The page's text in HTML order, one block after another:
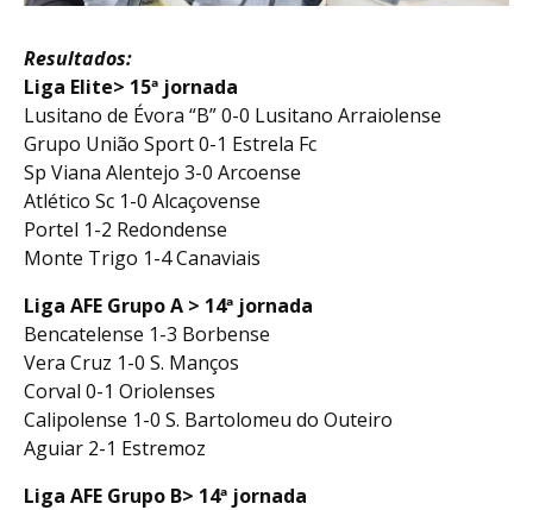
Resultados:
Liga Elite> 15ª jornada
Lusitano de Évora “B” 0-0 Lusitano Arraiolense
Grupo União Sport 0-1 Estrela Fc
Sp Viana Alentejo 3-0 Arcoense
Atlético Sc 1-0 Alcaçovense
Portel 1-2 Redondense
Monte Trigo 1-4 Canaviais
Liga AFE Grupo A > 14ª jornada
Bencatelense 1-3 Borbense
Vera Cruz 1-0 S. Manços
Corval 0-1 Oriolenses
Calipolense 1-0 S. Bartolomeu do Outeiro
Aguiar 2-1 Estremoz
Liga AFE Grupo B> 14ª jornada